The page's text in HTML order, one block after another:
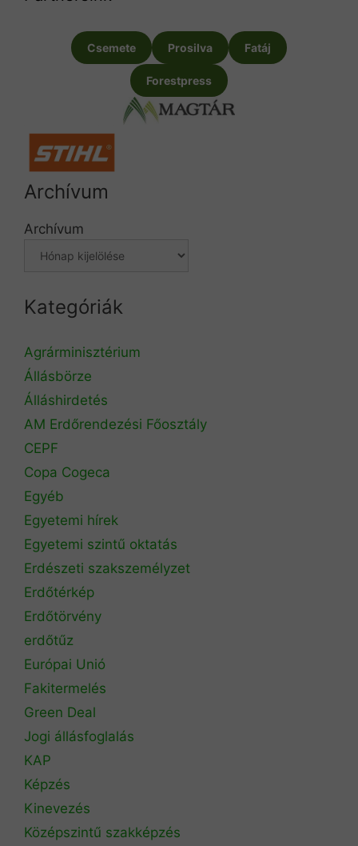
Csemete Prosilva Fatáj
Forestpress
Archívum
Archívum
Kategóriák
Agrárminisztérium
Állásbörze
Álláshirdetés
AM Erdőrendezési Főosztály
CEPF
Copa Cogeca
Egyéb
Egyetemi hírek
Egyetemi szintű oktatás
Erdészeti szakszemélyzet
Erdőtérkép
Erdőtörvény
erdőtűz
Európai Unió
Fakitermelés
Green Deal
Jogi állásfoglalás
KAP
Képzés
Kinevezés
Középszintű szakképzés